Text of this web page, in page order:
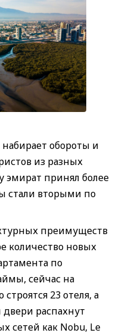
обороты и
из разных
эмират принял более
стали вторыми по
преимуществ
количество новых
по
сейчас на
23 отеля, а
распахнут
сетей как Nobu, Le